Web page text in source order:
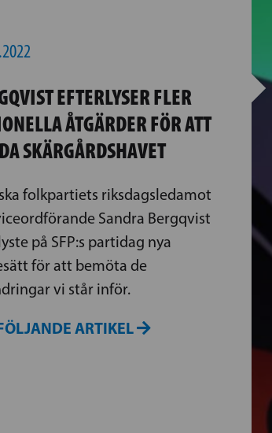
EFTERLYSER FLER
ÅTGÄRDER FÖR ATT
SKÄRGÅRDSHAVET
folkpartiets riksdagsledamot
Sandra Bergqvist
på SFP:s partidag nya
för att bemöta de
vi står inför.
ARTIKEL